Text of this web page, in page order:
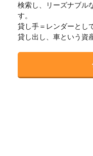
検索し、リーズナブル
す。
貸し手＝レンダーとし
貸し出し、車という資